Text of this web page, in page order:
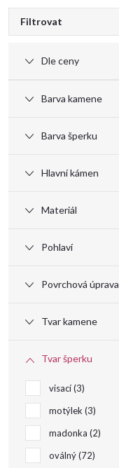
Filtrovat
Dle ceny
Barva kamene
Barva šperku
Hlavní kámen
Materiál
Pohlaví
Povrchová úprava
Tvar kamene
Tvar šperku
visací 3
motýlek 3
madonka 2
oválný 72
V